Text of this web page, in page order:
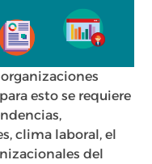
esto se requiere
clima laboral, el
del